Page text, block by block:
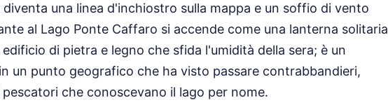
una linea d'inchiostro sulla mappa e un soffio di vento
al Lago Ponte Caffaro si accende come una lanterna solitaria
di pietra e legno che sfida l'umidità della sera; è un
un punto geografico che ha visto passare contrabbandieri,
che conoscevano il lago per nome.